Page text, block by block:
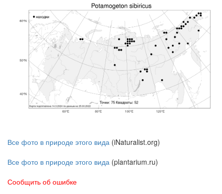
Все фото в природе этого вида (iNaturalist.org)
Все фото в природе этого вида (plantarium.ru)
Сообщить об ошибке